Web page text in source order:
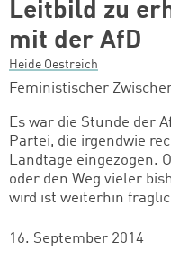
Leitbild zu
mit der AfD
Heide Oestreich
Feministischer
Es war die Stunde der
Partei, die irgendwie
Landtage eingezogen.
oder den Weg vieler
wird ist weiterhin
16. September 2014